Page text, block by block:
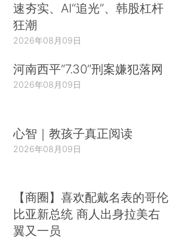
速夯实、AI“追光”、韩股杠杆
狂潮
2026年08月09日
河南西平“7.30”刑案嫌犯落网
2026年08月09日
心智｜教孩子真正阅读
2026年08月09日
【商圈】喜欢配戴名表的哥伦
比亚新总统 商人出身拉美右
翼又一员